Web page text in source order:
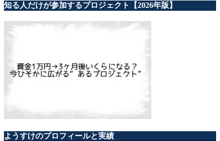
知る人だけが参加するプロジェクト【2026年版】
ようすけのプロフィールと実績